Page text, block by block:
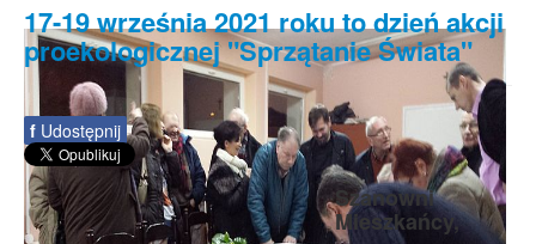
17-19 września 2021 roku to dzień akcji
proekologicznej "Sprzątanie Świata"
f Udostępnij
Szanowni
Mieszkańcy,